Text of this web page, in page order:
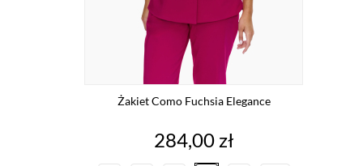
Żakiet Como Fuchsia Elegance
Cena
284,00 zł